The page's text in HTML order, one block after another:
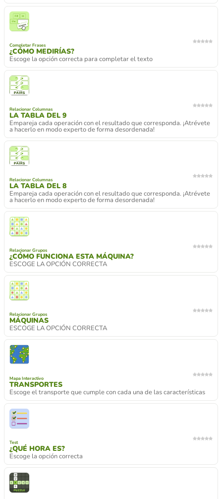
Completar Frases
¿CÓMO MEDIRÍAS?
Escoge la opción correcta para completar el texto
Relacionar Columnas
LA TABLA DEL 9
Empareja cada operación con el resultado que corresponda. ¡Atrévete
a hacerlo en modo experto de forma desordenada!
Relacionar Columnas
LA TABLA DEL 8
Empareja cada operación con el resultado que corresponda. ¡Atrévete
a hacerlo en modo experto de forma desordenada!
Relacionar Grupos
¿CÓMO FUNCIONA ESTA MÁQUINA?
ESCOGE LA OPCIÓN CORRECTA
Relacionar Grupos
MÁQUINAS
ESCOGE LA OPCIÓN CORRECTA
Mapa Interactivo
TRANSPORTES
Escoge el transporte que cumple con cada una de las características
Test
¿QUÉ HORA ES?
Escoge la opción correcta